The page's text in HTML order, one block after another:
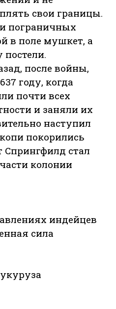
свои границы.
пограничных
в поле мушкет, а
после войны,
году, когда
почти всех
и заняли их
наступил
покорились
Спрингфилд стал
колонии
индейцев
сила